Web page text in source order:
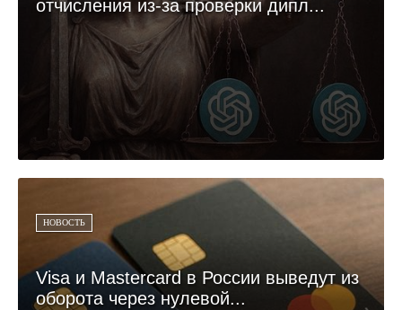
отчисления из-за проверки дипл...
НОВОСТЬ
Visa и Mastercard в России выведут из
оборота через нулевой...